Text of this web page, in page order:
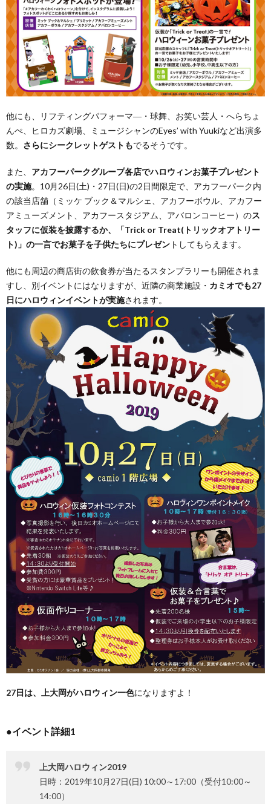
他にも、リフティングパフォーマ―・球舞、お笑い芸人・へらちょ
んぺ、ヒロカズ劇場、ミュージシャンのEyes’ with Yuukiなど出演多
数。 さらにシークレットゲストもでるそうです。
また、 アカフーパークグループ各店でハロウィンお菓子プレゼント
の実施。10月26日(土)・27日(日)の2日間限定で、アカフーパーク内
の該当店舗（ミッケ ブック＆マルシェ、アカフーボウル、アカフー
アミューズメント、アカフースタジアム、アバロンコーヒー）のス
タッフに仮装を披露するか、「Trick or Treat(トリックオアトリー
ト)」の一言でお菓子を子供たちにプレゼン トしてもらえます。
他にも周辺の商店街の飲食券が当たるスタンプラリーも開催されま
すし、別イベントにはなりますが、近隣の商業施設・ カミオでも27
日にハロウィンイベントが実施されます。
27日は、上大岡がハロウィン一色になりますよ！
●イベント詳細1
上大岡ハロウィン2019
日時：2019年10月27日(日) 10:00～17:00（受付10:00～
14:00）